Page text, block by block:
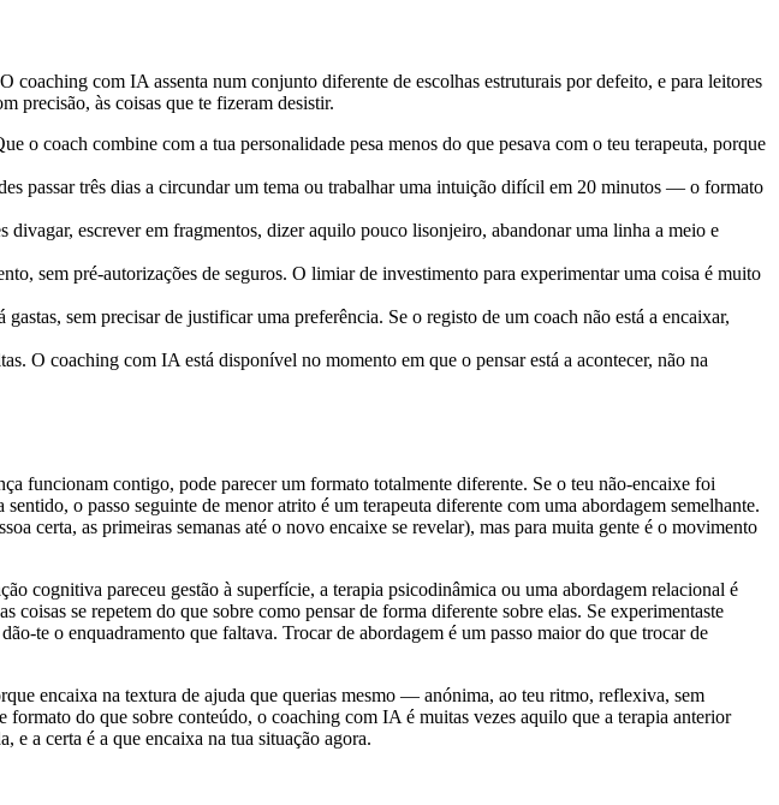
com IA assenta num conjunto diferente de escolhas estruturais por defeito, e para leitores
precisão, às coisas que te fizeram desistir.
o coach combine com a tua personalidade pesa menos do que pesava com o teu terapeuta, porque
passar três dias a circundar um tema ou trabalhar uma intuição difícil em 20 minutos — o formato
divagar, escrever em fragmentos, dizer aquilo pouco lisonjeiro, abandonar uma linha a meio e
sem pré-autorizações de seguros. O limiar de investimento para experimentar uma coisa é muito
sem precisar de justificar uma preferência. Se o registo de um coach não está a encaixar,
O coaching com IA está disponível no momento em que o pensar está a acontecer, não na
funcionam contigo, pode parecer um formato totalmente diferente. Se o teu não-encaixe foi
o passo seguinte de menor atrito é um terapeuta diferente com uma abordagem semelhante.
certa, as primeiras semanas até o novo encaixe se revelar), mas para muita gente é o movimento
cognitiva pareceu gestão à superfície, a terapia psicodinâmica ou uma abordagem relacional é
se repetem do que sobre como pensar de forma diferente sobre elas. Se experimentaste
te o enquadramento que faltava. Trocar de abordagem é um passo maior do que trocar de
encaixa na textura de ajuda que querias mesmo — anónima, ao teu ritmo, reflexiva, sem
do que sobre conteúdo, o coaching com IA é muitas vezes aquilo que a terapia anterior
e a certa é a que encaixa na tua situação agora.